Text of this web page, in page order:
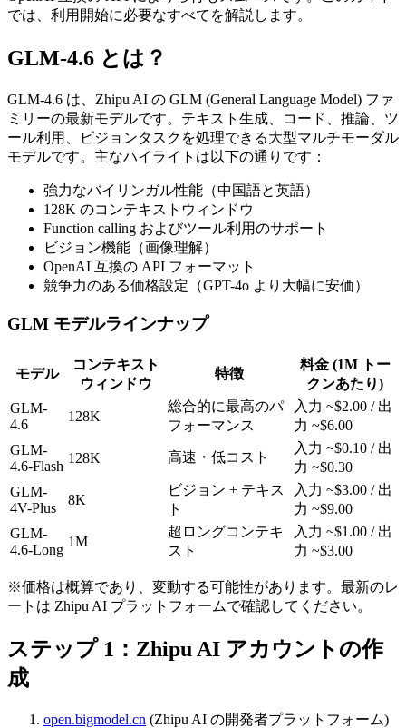
では、利用開始に必要なすべてを解説します。
GLM-4.6 とは？
GLM-4.6 は、Zhipu AI の GLM (General Language Model) ファ
ミリーの最新モデルです。テキスト生成、コード、推論、ツ
ール利用、ビジョンタスクを処理できる大型マルチモーダル
モデルです。主なハイライトは以下の通りです：
強力なバイリンガル性能（中国語と英語）
128K のコンテキストウィンドウ
Function calling およびツール利用のサポート
ビジョン機能（画像理解）
OpenAI 互換の API フォーマット
競争力のある価格設定（GPT-4o より大幅に安価）
GLM モデルラインナップ
モデル
コンテキスト
ウィンドウ
特徴
料金 (1M トー
クンあたり)
GLM-
4.6
128K
総合的に最高のパ
フォーマンス
入力 ~$2.00 / 出
力 ~$6.00
GLM-
4.6-Flash
128K 高速・低コスト
入力 ~$0.10 / 出
力 ~$0.30
GLM-
4V-Plus
8K
ビジョン + テキス
ト
入力 ~$3.00 / 出
力 ~$9.00
GLM-
4.6-Long
1M
超ロングコンテキ
スト
入力 ~$1.00 / 出
力 ~$3.00
※価格は概算であり、変動する可能性があります。最新のレ
ートは Zhipu AI プラットフォームで確認してください。
ステップ 1：Zhipu AI アカウントの作
成
open.bigmodel.cn (Zhipu AI の開発者プラットフォーム)